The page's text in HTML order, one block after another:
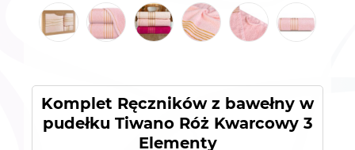
Komplet Ręczników z bawełny w
pudełku Tiwano Róż Kwarcowy 3
Elementy